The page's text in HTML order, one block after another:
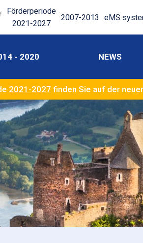
Förderperiode
2021-2027
2007-2013 eMS
- 2020 NEWS
2021-2027 finden Sie auf der